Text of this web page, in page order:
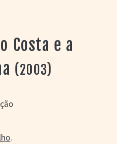
Costa e a
(2003)
.